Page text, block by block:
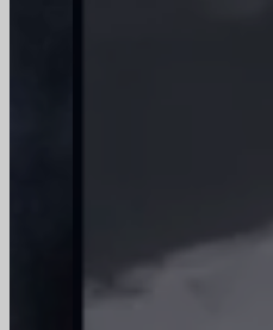
Dzięki zaawansowanym
drukarkom STRUTZ i
zautomatyzowanym